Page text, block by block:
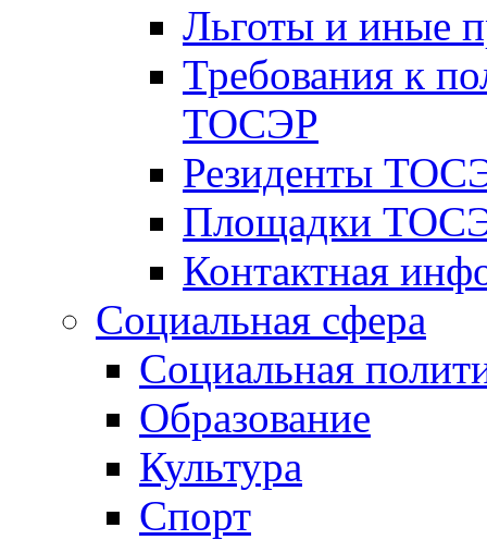
Льготы и иные
Требования к
ТОСЭР
Резиденты
Площадки
Контактная
Социальная сфера
Социальная
Образование
Культура
Спорт